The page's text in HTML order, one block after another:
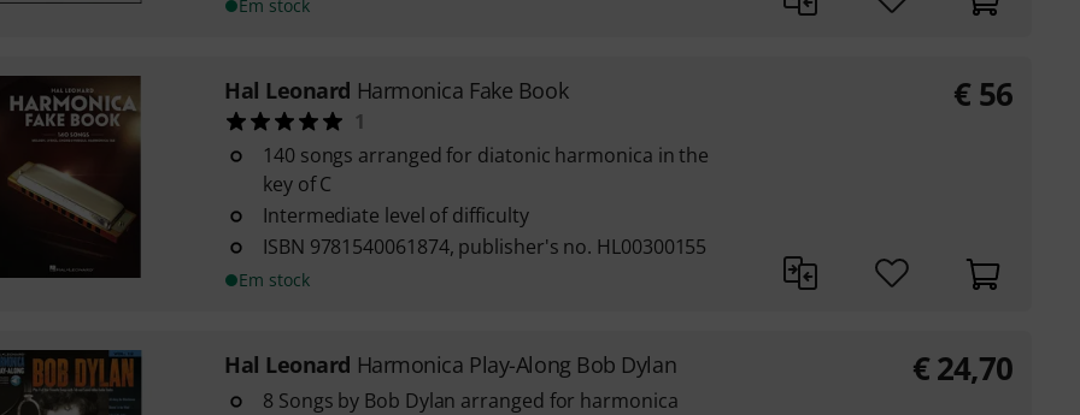
Em stock
Hal Leonard Harmonica Fake Book
1
140 songs arranged for diatonic harmonica in the
key of C
Intermediate level of difficulty
ISBN 9781540061874, publisher's no. HL00300155
Em stock
€ 56
Hal Leonard Harmonica Play-Along Bob Dylan
8 Songs by Bob Dylan arranged for harmonica
€ 24,70